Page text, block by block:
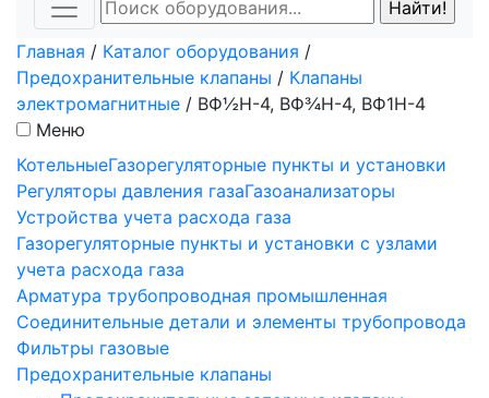
Главная / Каталог оборудования /
Предохранительные клапаны / Клапаны
электромагнитные / ВФ½Н-4, ВФ¾Н-4, ВФ1Н-4
Меню
КотельныеГазорегуляторные пункты и установки
Регуляторы давления газаГазоанализаторы
Устройства учета расхода газа
Газорегуляторные пункты и установки с узлами
учета расхода газа
Арматура трубопроводная промышленная
Соединительные детали и элементы трубопровода
Фильтры газовые
Предохранительные клапаны